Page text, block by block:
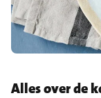
Alles over de